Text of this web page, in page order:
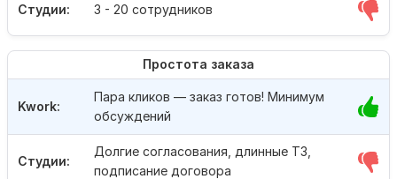
Студии: 3 - 20 сотрудников
Простота заказа
Студии:
Долгие согласования, длинные ТЗ,
подписание договора
Kwork:
Пара кликов — заказ готов! Минимум
обсуждений